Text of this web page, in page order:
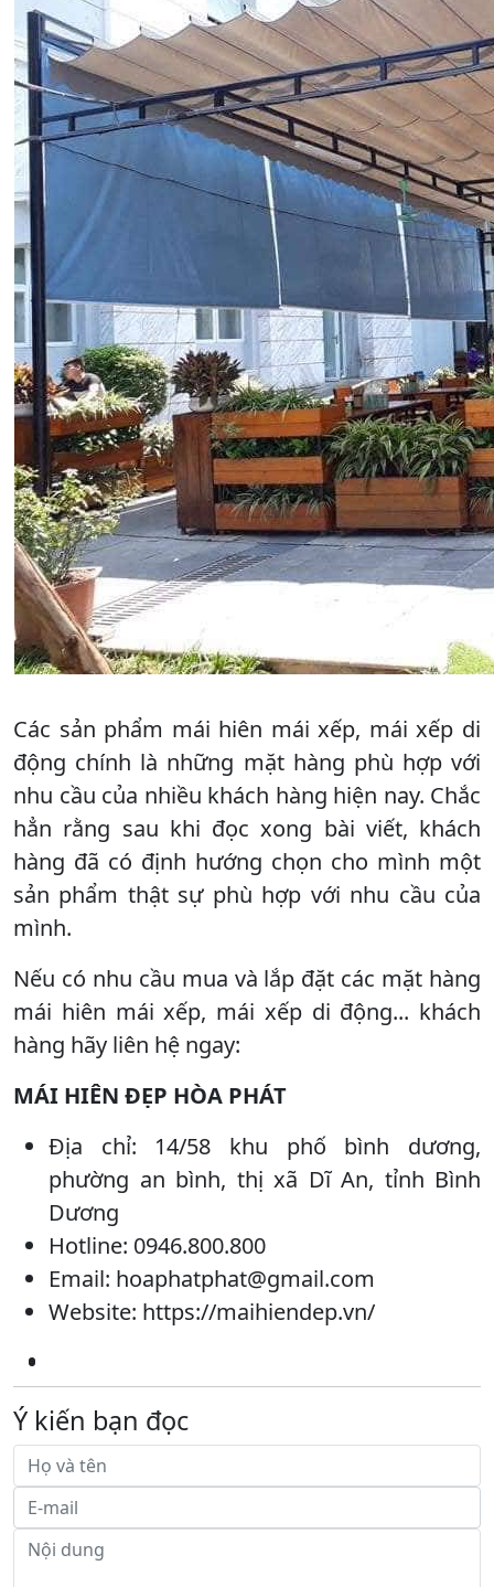
Các sản phẩm mái hiên mái xếp, mái xếp di
động chính là những mặt hàng phù hợp với
nhu cầu của nhiều khách hàng hiện nay. Chắc
hẳn rằng sau khi đọc xong bài viết, khách
hàng đã có định hướng chọn cho mình một
sản phẩm thật sự phù hợp với nhu cầu của
mình.
Nếu có nhu cầu mua và lắp đặt các mặt hàng
mái hiên mái xếp, mái xếp di động... khách
hàng hãy liên hệ ngay:
MÁI HIÊN ĐẸP HÒA PHÁT
Địa chỉ: 14/58 khu phố bình dương,
phường an bình, thị xã Dĩ An, tỉnh Bình
Dương
Hotline: 0946.800.800
Email: hoaphatphat@gmail.com
Website: https://maihiendep.vn/
Ý kiến bạn đọc